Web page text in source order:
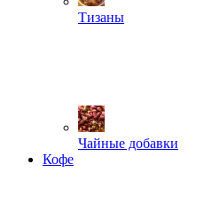
Тизаны
Чайные добавки
Кофе